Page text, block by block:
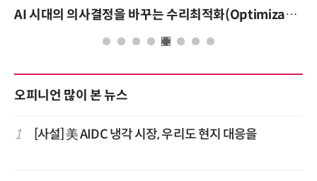
AI 시대의 의사결정을 바꾸는 수리최적화(Optimization): 실제 산업 적용 사례와 활용 전략
오피니언 많이 본 뉴스
1 [사설] 美 AIDC 냉각 시장, 우리도 현지 대응을